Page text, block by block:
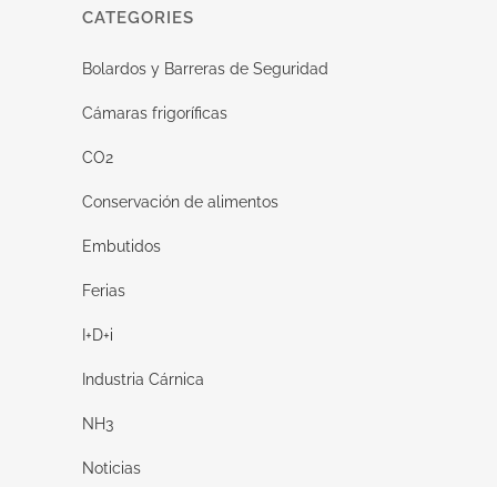
CATEGORIES
Bolardos y Barreras de Seguridad
Cámaras frigoríficas
CO2
Conservación de alimentos
Embutidos
Ferias
I+D+i
Industria Cárnica
NH3
Noticias